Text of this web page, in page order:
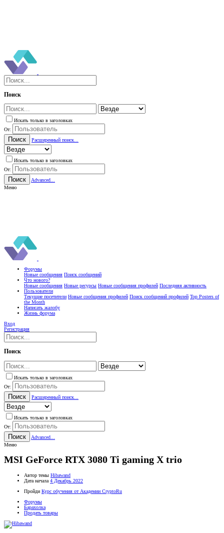
Поиск
Искать только в заголовках
От:
Поиск Расширенный поиск...
Искать только в заголовках
От:
Поиск
Advanced...
Меню
Форумы
Новые сообщения Поиск сообщений
Что нового?
Новые сообщения Новые ресурсы Новые сообщения профилей Последняя активность
Пользователи
Текущие посетители Новые сообщения профилей Поиск сообщений профилей Top Posters of
the Month
Написать жалобу
Жизнь форума
Вход
Регистрация
Поиск
Искать только в заголовках
От:
Поиск Расширенный поиск...
Искать только в заголовках
От:
Поиск
Advanced...
Меню
MSI GeForce RTX 3080 Ti gaming X trio
Автор темы Hibawand
Дата начала 4 Декабрь 2022
Пройди Курс обучения от Академии CryptoRu
Форумы
Барахолка
Продать товары